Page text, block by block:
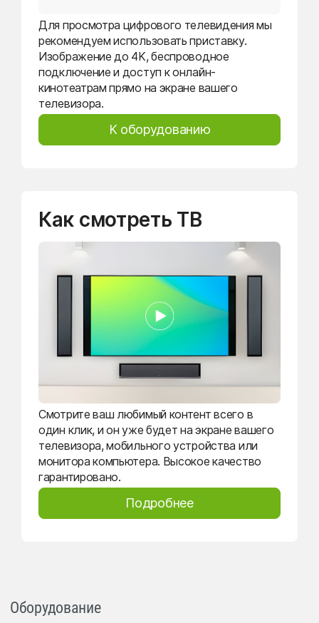
Для просмотра цифрового телевидения мы
рекомендуем использовать приставку.
Изображение до 4K, беспроводное
подключение и доступ к онлайн-
кинотеатрам прямо на экране вашего
телевизора.
К оборудованию
Как смотреть ТВ
Смотрите ваш любимый контент всего в
один клик, и он уже будет на экране вашего
телевизора, мобильного устройства или
монитора компьютера. Высокое качество
гарантировано.
Подробнее
Оборудование